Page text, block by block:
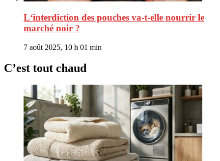
L‘interdiction des pouches va-t-elle nourrir le
marché noir ?
7 août 2025, 10 h 01 min
C’est tout chaud